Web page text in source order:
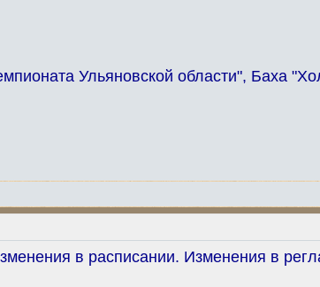
Ульяновской области", Баха
в расписании. Изменения в